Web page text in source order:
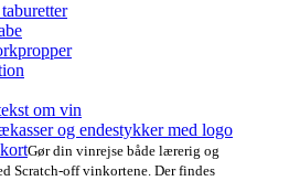
om vin
og endestykker med logo
Gør din vinrejse både lærerig og
Scratch-off vinkortene. Der findes